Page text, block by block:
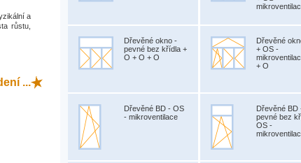
a
růstu,
...
Dřevěné okno -
pevné bez křídla +
O + O + O
Dřevěné
+ OS -
+ O
Dřevěné BD - OS
- mikroventilace
Dřevěné BD
pevné bez
OS -